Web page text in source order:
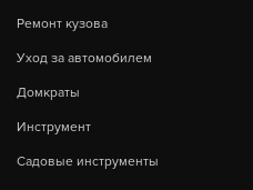
Ремонт кузова
Уход за автомобилем
Домкраты
Инструмент
Садовые инструменты